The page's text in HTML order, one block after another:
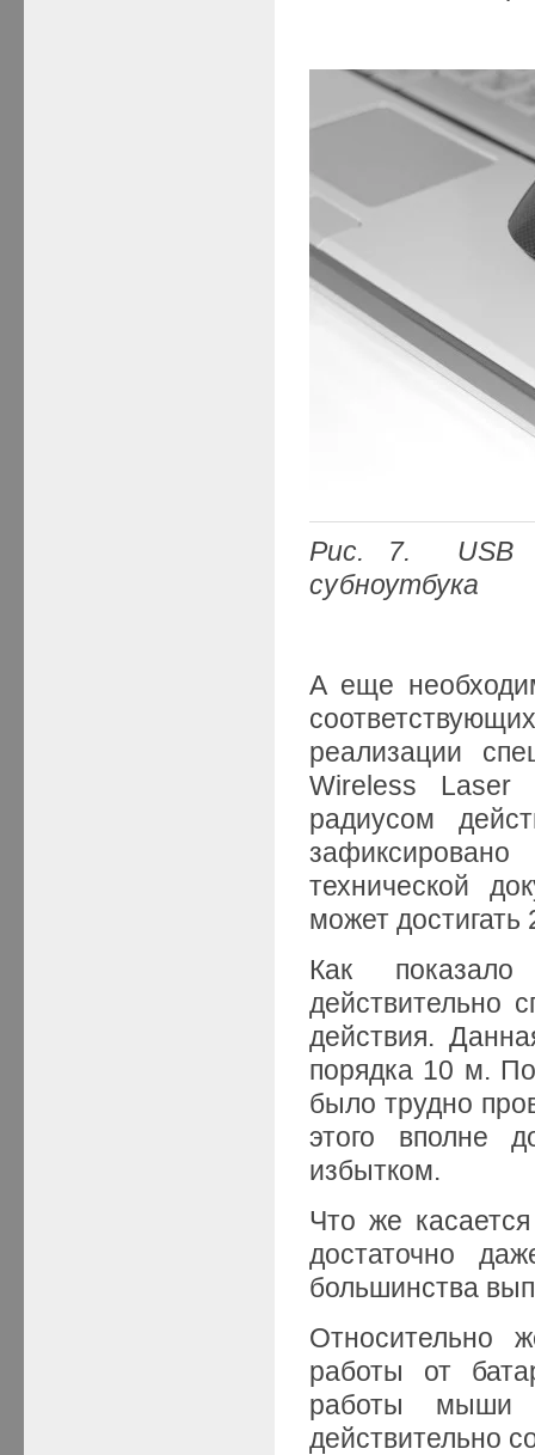
Рис. 7. USB
субноутбука
А еще
реализации
Wireless
радиусом
технической
может достигать
Как показало
действительно
действия.
порядка 10 м.
было трудно
этого вполне
избытком.
Что же
достаточно
большинства
Относительно
работы от
работы мыши
действительно